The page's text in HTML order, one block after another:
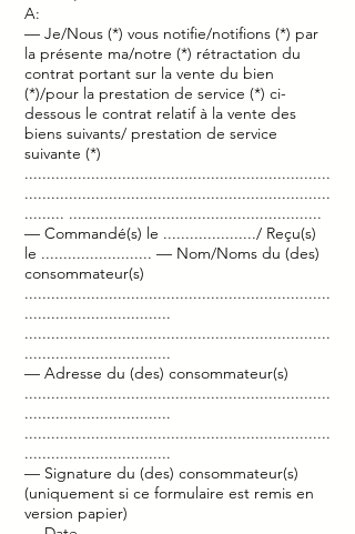
A:
— Je/Nous (*) vous notifie/notifions (*) par
la présente ma/notre (*) rétractation du
contrat portant sur la vente du bien
(*)/pour la prestation de service (*) ci-
dessous le contrat relatif à la vente des
biens suivants/ prestation de service
suivante (*)
.....................................................................
.....................................................................
......... .........................................................
— Commandé(s) le ...................../ Reçu(s)
le ......................... — Nom/Noms du (des)
consommateur(s)
.....................................................................
.................................
.....................................................................
.................................
— Adresse du (des) consommateur(s)
.....................................................................
.................................
.....................................................................
.................................
— Signature du (des) consommateur(s)
(uniquement si ce formulaire est remis en
version papier)